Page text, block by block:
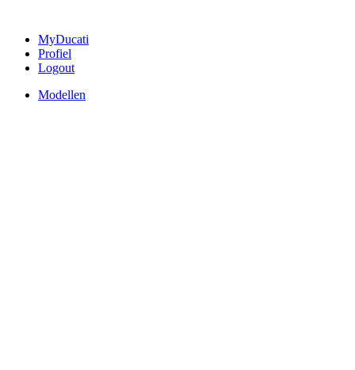
MyDucati
Profiel
Logout
Modellen